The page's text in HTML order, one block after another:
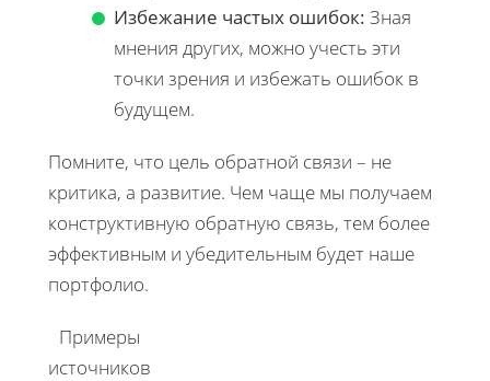
Избежание частых ошибок: Зная
мнения других, можно учесть эти
точки зрения и избежать ошибок в
будущем.
Помните, что цель обратной связи – не
критика, а развитие. Чем чаще мы получаем
конструктивную обратную связь, тем более
эффективным и убедительным будет наше
портфолио.
Примеры
источников